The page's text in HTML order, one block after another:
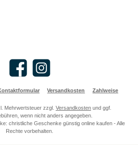
Facebook Instagram
Versandkosten Zahlweise
Mehrwertsteuer zzgl. Versandkosten und ggf.
wenn nicht anders angegeben.
christliche Geschenke günstig online kaufen - Alle
Rechte vorbehalten.